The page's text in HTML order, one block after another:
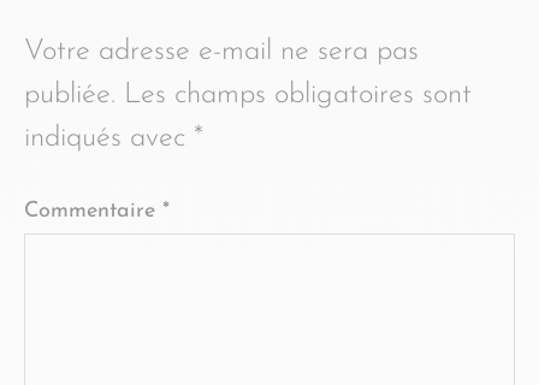
Votre adresse e-mail ne sera pas
publiée. Les champs obligatoires sont
indiqués avec *
Commentaire *